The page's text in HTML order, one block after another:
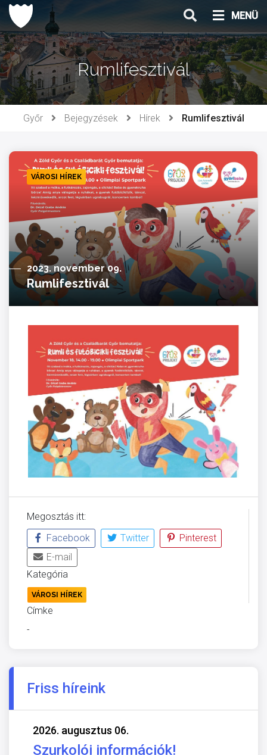
Ugrás
tartalomhoz
MENÜ
Rumlifesztivál
Győr Bejegyzések Hírek Rumlifesztivál
VÁROSI HÍREK
2023. november 09.
Rumlifesztivál
Megosztás itt:
Facebook
Twitter
Pinterest
E-mail
Kategória
VÁROSI HÍREK
Címke
-
Friss híreink
2026. augusztus 06.
Szurkolói információk!